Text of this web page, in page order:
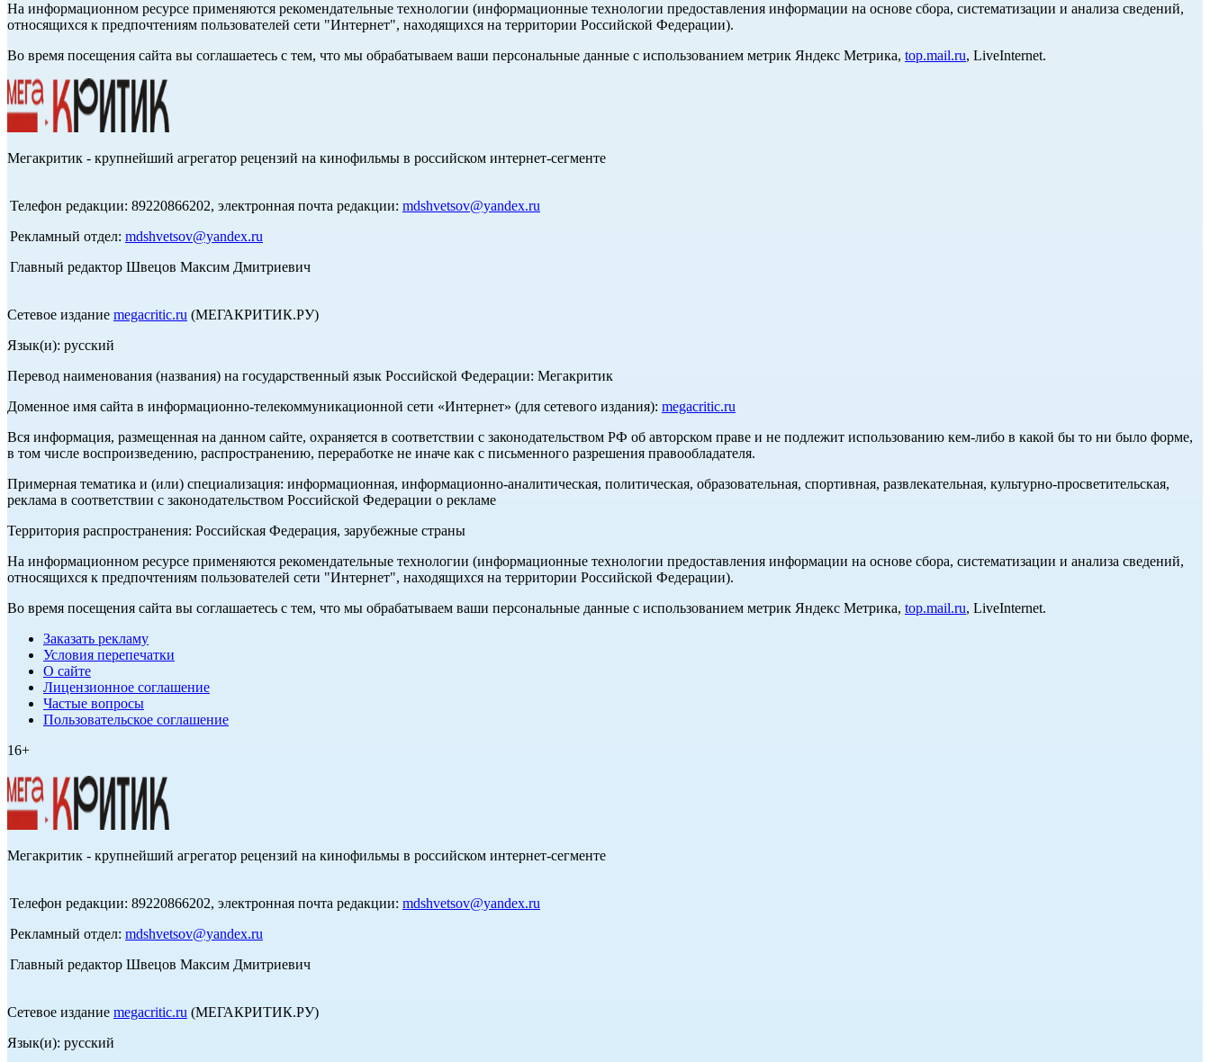
На информационном ресурсе применяются рекомендательные технологии (информационные технологии предоставления информации на основе сбора, систематизации и анализа сведений,
относящихся к предпочтениям пользователей сети "Интернет", находящихся на территории Российской Федерации).
Во время посещения сайта вы соглашаетесь с тем, что мы обрабатываем ваши персональные данные с использованием метрик Яндекс Метрика, top.mail.ru, LiveInternet.
Мегакритик - крупнейший агрегатор рецензий на кинофильмы в российском интернет-сегменте
Телефон редакции: 89220866202, электронная почта редакции: mdshvetsov@yandex.ru
Рекламный отдел: mdshvetsov@yandex.ru
Главный редактор Швецов Максим Дмитриевич
Сетевое издание megacritic.ru (МЕГАКРИТИК.РУ)
Язык(и): русский
Перевод наименования (названия) на государственный язык Российской Федерации: Мегакритик
Доменное имя сайта в информационно-телекоммуникационной сети «Интернет» (для сетевого издания): megacritic.ru
Вся информация, размещенная на данном сайте, охраняется в соответствии с законодательством РФ об авторском праве и не подлежит использованию кем-либо в какой бы то ни было форме,
в том числе воспроизведению, распространению, переработке не иначе как с письменного разрешения правообладателя.
Примерная тематика и (или) специализация: информационная, информационно-аналитическая, политическая, образовательная, спортивная, развлекательная, культурно-просветительская,
реклама в соответствии с законодательством Российской Федерации о рекламе
Территория распространения: Российская Федерация, зарубежные страны
На информационном ресурсе применяются рекомендательные технологии (информационные технологии предоставления информации на основе сбора, систематизации и анализа сведений,
относящихся к предпочтениям пользователей сети "Интернет", находящихся на территории Российской Федерации).
Во время посещения сайта вы соглашаетесь с тем, что мы обрабатываем ваши персональные данные с использованием метрик Яндекс Метрика, top.mail.ru, LiveInternet.
Заказать рекламу
Условия перепечатки
О сайте
Лицензионное соглашение
Частые вопросы
Пользовательское соглашение
16+
Мегакритик - крупнейший агрегатор рецензий на кинофильмы в российском интернет-сегменте
Телефон редакции: 89220866202, электронная почта редакции: mdshvetsov@yandex.ru
Рекламный отдел: mdshvetsov@yandex.ru
Главный редактор Швецов Максим Дмитриевич
Сетевое издание megacritic.ru (МЕГАКРИТИК.РУ)
Язык(и): русский